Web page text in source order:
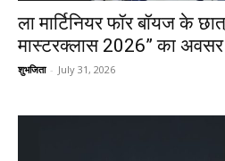
ला मार्टिनियर फॉर बॉयज के
मास्टरक्लास 2026” का अवसर
शुभजिता - July 31, 2026